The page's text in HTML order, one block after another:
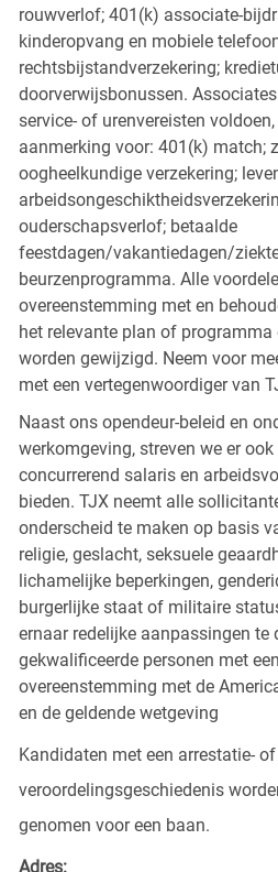
rouwverlof; 401(k) associate-
kinderopvang en mobiele
rechtsbijstandverzekering;
doorverwijsbonussen.
service- of urenvereisten
aanmerking voor: 401(k) match;
oogheelkundige verzekering;
ouderschapsverlof; betaalde
feestdagen/vakantiedagen/
beurzenprogramma. Alle
overeenstemming met en
het relevante plan of
worden gewijzigd. Neem voor
met een vertegenwoordiger van
Naast ons opendeur-beleid en
werkomgeving, streven we er
concurrerend salaris en
bieden. TJX neemt alle
onderscheid te maken op basis
religie, geslacht, seksuele
lichamelijke beperkingen,
burgerlijke staat of militaire
ernaar redelijke aanpassingen te
gekwalificeerde personen met
overeenstemming met de
en de geldende wetgeving
Kandidaten met een arrestatie- of
veroordelingsgeschiedenis
genomen voor een baan.
Adres: